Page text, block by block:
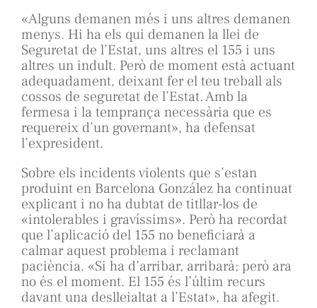
«Alguns demanen més i uns altres demanen
menys. Hi ha els qui demanen la llei de
Seguretat de l’Estat, uns altres el 155 i uns
altres un indult. Però de moment està actuant
adequadament, deixant fer el teu treball als
cossos de seguretat de l’Estat. Amb la
fermesa i la temprança necessària que es
requereix d’un governant», ha defensat
l’expresident.
Sobre els incidents violents que s’estan
produint en Barcelona González ha continuat
explicant i no ha dubtat de titllar-los de
«intolerables i gravíssims». Però ha recordat
que l’aplicació del 155 no beneficiarà a
calmar aquest problema i reclamant
paciència. «Si ha d’arribar, arribarà; però ara
no és el moment. El 155 és l’últim recurs
davant una deslleialtat a l’Estat», ha afegit.